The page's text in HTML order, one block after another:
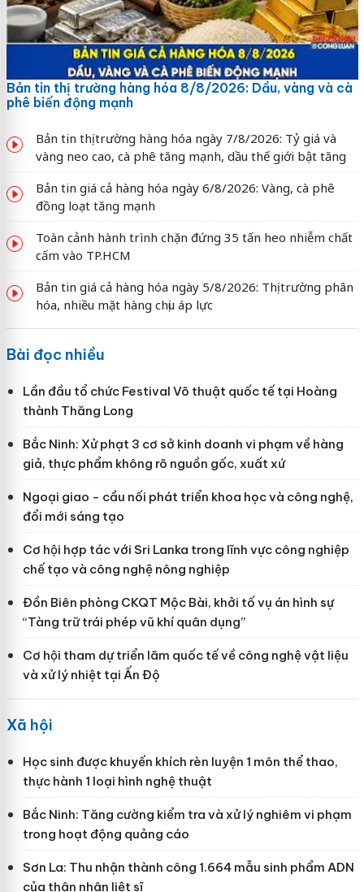
Bản tin thị trường hàng hóa 8/8/2026: Dầu, vàng và cà
phê biến động mạnh
Bản tin thị trường hàng hóa ngày 7/8/2026: Tỷ giá và
vàng neo cao, cà phê tăng mạnh, dầu thế giới bật tăng
Bản tin giá cả hàng hóa ngày 6/8/2026: Vàng, cà phê
đồng loạt tăng mạnh
Toàn cảnh hành trình chặn đứng 35 tấn heo nhiễm chất
cấm vào TP.HCM
Bản tin giá cả hàng hóa ngày 5/8/2026: Thị trường phân
hóa, nhiều mặt hàng chịu áp lực
Bài đọc nhiều
Lần đầu tổ chức Festival Võ thuật quốc tế tại Hoàng
thành Thăng Long
Bắc Ninh: Xử phạt 3 cơ sở kinh doanh vi phạm về hàng
giả, thực phẩm không rõ nguồn gốc, xuất xứ
Ngoại giao - cầu nối phát triển khoa học và công nghệ,
đổi mới sáng tạo
Cơ hội hợp tác với Sri Lanka trong lĩnh vực công nghiệp
chế tạo và công nghệ nông nghiệp
Đồn Biên phòng CKQT Mộc Bài, khởi tố vụ án hình sự
“Tàng trữ trái phép vũ khí quân dụng”
Cơ hội tham dự triển lãm quốc tế về công nghệ vật liệu
và xử lý nhiệt tại Ấn Độ
Xã hội
Học sinh được khuyến khích rèn luyện 1 môn thể thao,
thực hành 1 loại hình nghệ thuật
Bắc Ninh: Tăng cường kiểm tra và xử lý nghiêm vi phạm
trong hoạt động quảng cáo
Sơn La: Thu nhận thành công 1.664 mẫu sinh phẩm ADN
của thân nhân liệt sĩ